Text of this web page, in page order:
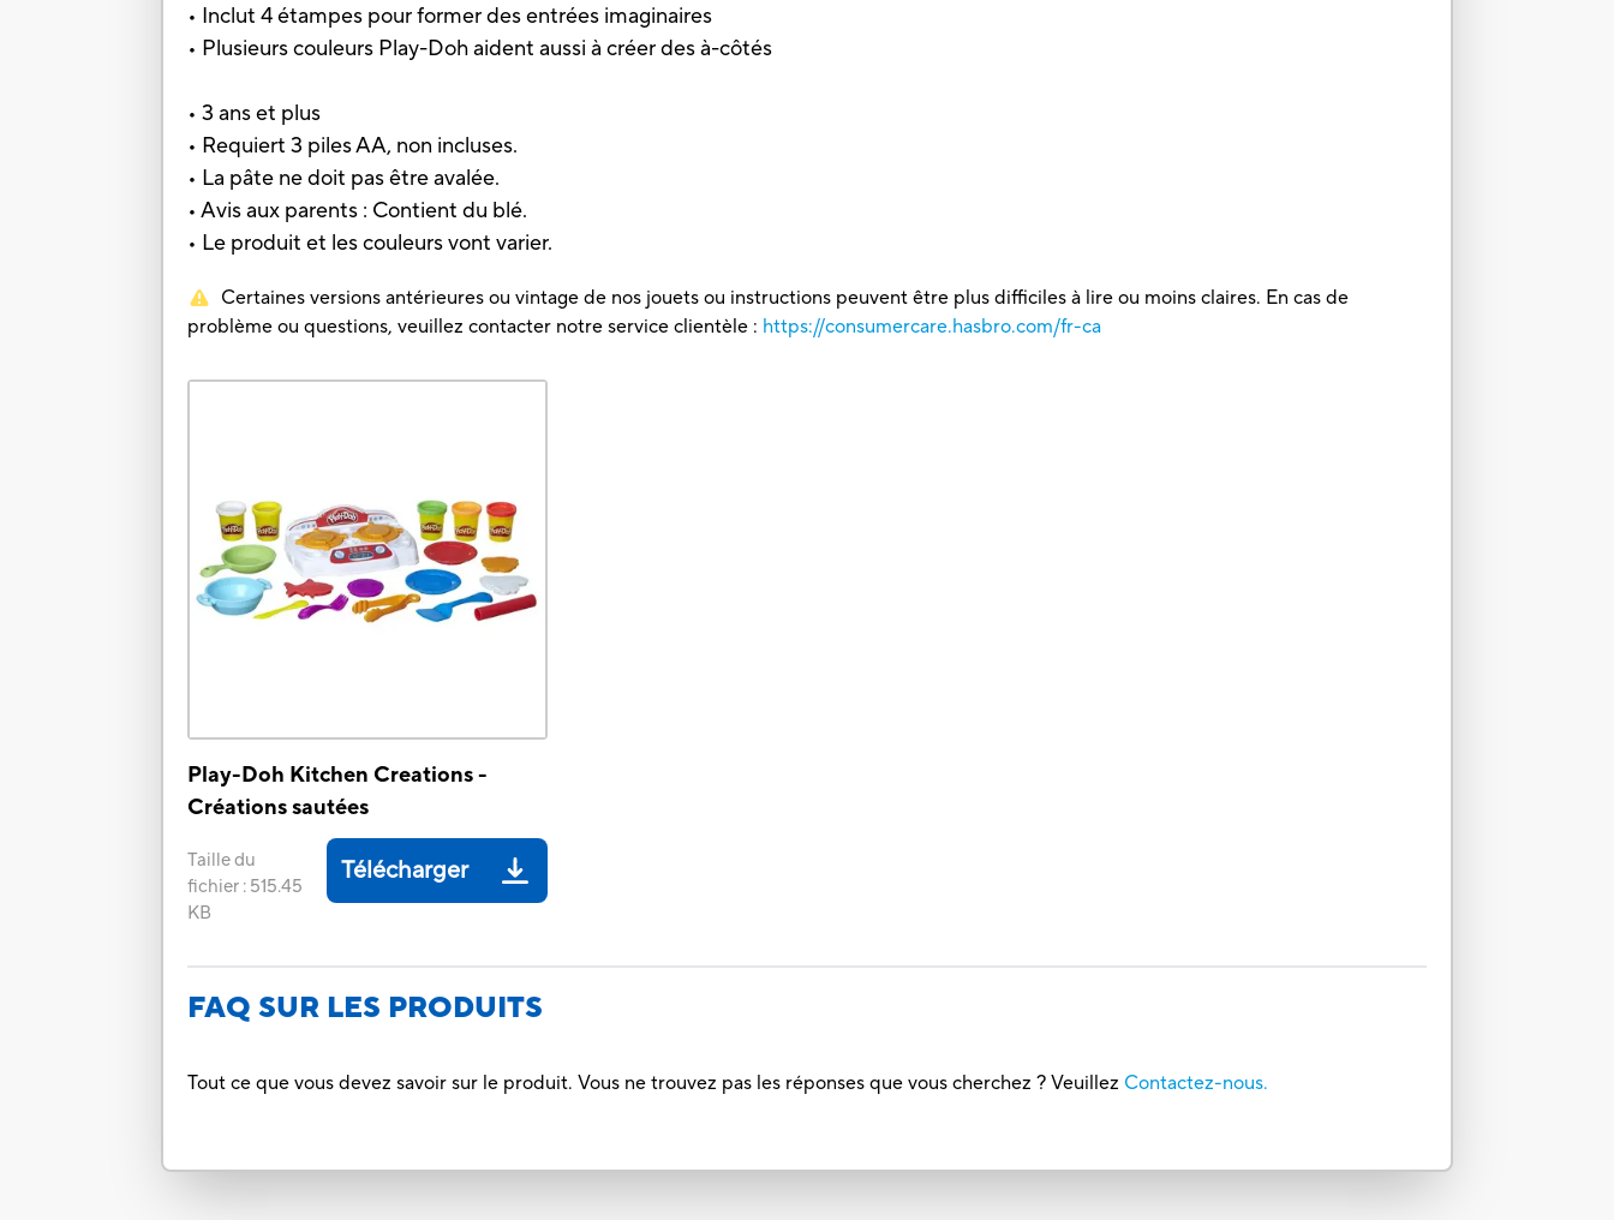
• Inclut 4 étampes pour former des entrées imaginaires
• Plusieurs couleurs Play-Doh aident aussi à créer des à-côtés
• 3 ans et plus
• Requiert 3 piles AA, non incluses.
• La pâte ne doit pas être avalée.
• Avis aux parents : Contient du blé.
• Le produit et les couleurs vont varier.
Certaines versions antérieures ou vintage de nos jouets ou instructions peuvent être plus difficiles à lire ou moins claires. En cas de
problème ou questions, veuillez contacter notre service clientèle : https://consumercare.hasbro.com/fr-ca
Play-Doh Kitchen Creations -
Créations sautées
Taille du
fichier : 515.45
KB
Télécharger
FAQ SUR LES PRODUITS
Tout ce que vous devez savoir sur le produit. Vous ne trouvez pas les réponses que vous cherchez ? Veuillez Contactez-nous.